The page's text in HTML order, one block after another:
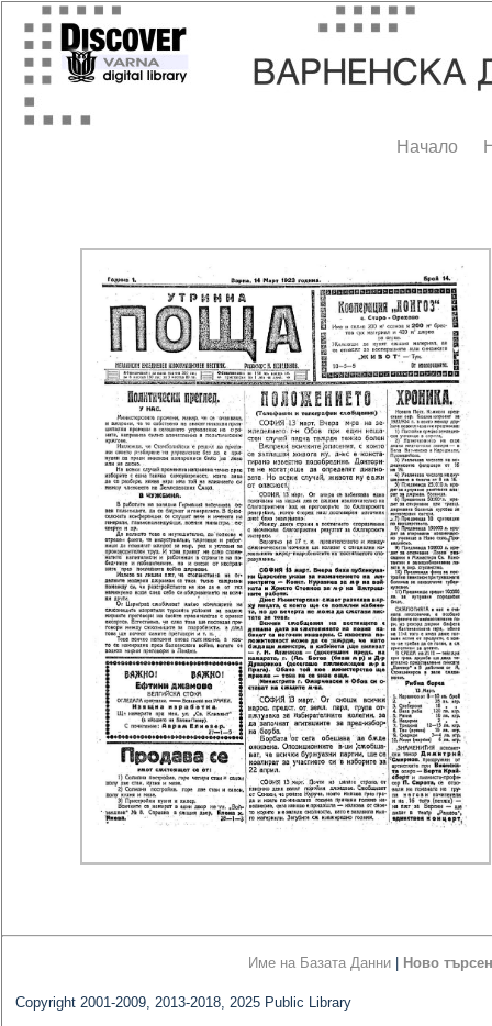
Начало
Име на Базата Данни Ново
Copyright 2001-2009, 2013-2018, 2025 Public Library